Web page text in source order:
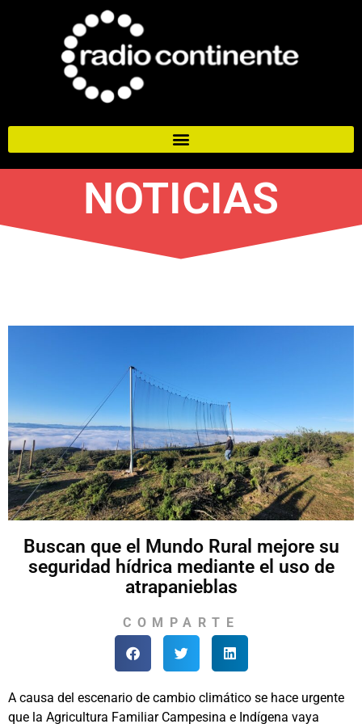
NOTICIAS
Buscan que el Mundo Rural mejore su
seguridad hídrica mediante el uso de
atrapanieblas
COMPARTE
A causa del escenario de cambio climático se hace urgente
que la Agricultura Familiar Campesina e Indígena vaya